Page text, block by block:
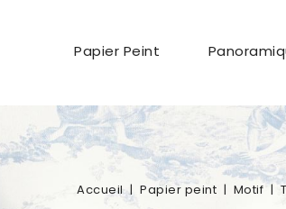
Papier Peint
Accueil Papier peint Motif